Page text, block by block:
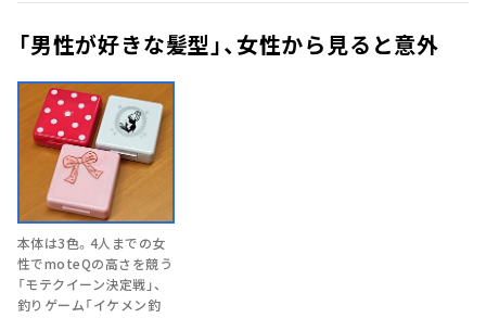
「男性が好きな髪型」、女性から見ると意外
本体は3色。4人までの女
性でmoteQの高さを競う
「モテクイーン決定戦」、
釣りゲーム「イケメン釣